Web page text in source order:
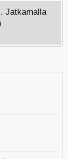
Jatkamalla